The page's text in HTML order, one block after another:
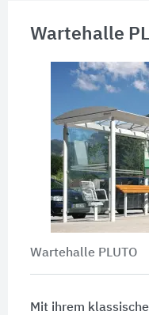
Wartehalle
Wartehalle PLUTO
Mit ihrem